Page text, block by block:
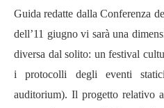
Guida redatte dalla Conferenza
dell’11 giugno vi sarà una
diversa dal solito: un festival
i protocolli degli eventi
auditorium). Il progetto relativo